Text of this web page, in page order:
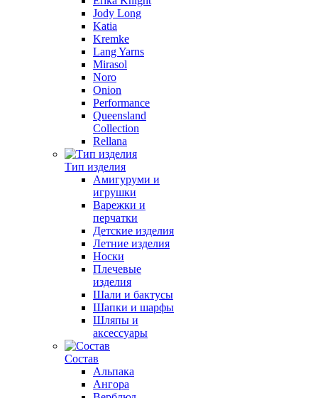
Jody Long
Katia
Kremke
Lang Yarns
Mirasol
Noro
Onion
Performance
Queensland
Collection
Rellana
Тип изделия
Амигуруми и
игрушки
Варежки и
перчатки
Детские изделия
Летние изделия
Носки
Плечевые
изделия
Шали и бактусы
Шапки и шарфы
Шляпы и
аксессуары
Состав
Альпака
Ангора